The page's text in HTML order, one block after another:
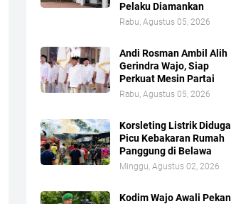
Pelaku Diamankan
Rabu, Agustus 05, 2026
Andi Rosman Ambil Alih
Gerindra Wajo, Siap
Perkuat Mesin Partai
Rabu, Agustus 05, 2026
Korsleting Listrik Diduga
Picu Kebakaran Rumah
Panggung di Belawa
Minggu, Agustus 02, 2026
Kodim Wajo Awali Pekan